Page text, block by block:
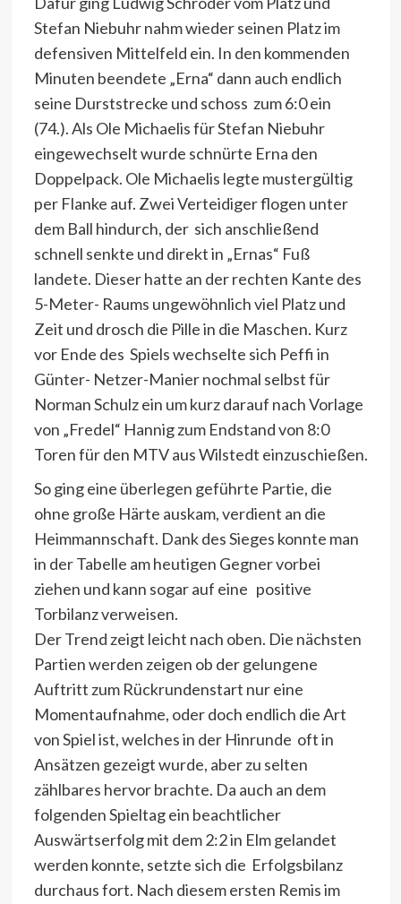
Stefan Niebuhr nahm wieder seinen Platz im
defensiven Mittelfeld ein. In den kommenden
Minuten beendete „Erna“ dann auch endlich
seine Durststrecke und schoss zum 6:0 ein
(74.). Als Ole Michaelis für Stefan Niebuhr
eingewechselt wurde schnürte Erna den
Doppelpack. Ole Michaelis legte mustergültig
per Flanke auf. Zwei Verteidiger flogen unter
dem Ball hindurch, der sich anschließend
schnell senkte und direkt in „Ernas“ Fuß
landete. Dieser hatte an der rechten Kante des
5-Meter- Raums ungewöhnlich viel Platz und
Zeit und drosch die Pille in die Maschen. Kurz
vor Ende des Spiels wechselte sich Peffi in
Günter- Netzer-Manier nochmal selbst für
Norman Schulz ein um kurz darauf nach Vorlage
von „Fredel“ Hannig zum Endstand von 8:0
Toren für den MTV aus Wilstedt einzuschießen.
So ging eine überlegen geführte Partie, die
ohne große Härte auskam, verdient an die
Heimmannschaft. Dank des Sieges konnte man
in der Tabelle am heutigen Gegner vorbei
ziehen und kann sogar auf eine positive
Torbilanz verweisen.
Der Trend zeigt leicht nach oben. Die nächsten
Partien werden zeigen ob der gelungene
Auftritt zum Rückrundenstart nur eine
Momentaufnahme, oder doch endlich die Art
von Spiel ist, welches in der Hinrunde oft in
Ansätzen gezeigt wurde, aber zu selten
zählbares hervor brachte. Da auch an dem
folgenden Spieltag ein beachtlicher
Auswärtserfolg mit dem 2:2 in Elm gelandet
werden konnte, setzte sich die Erfolgsbilanz
durchaus fort. Nach diesem ersten Remis im